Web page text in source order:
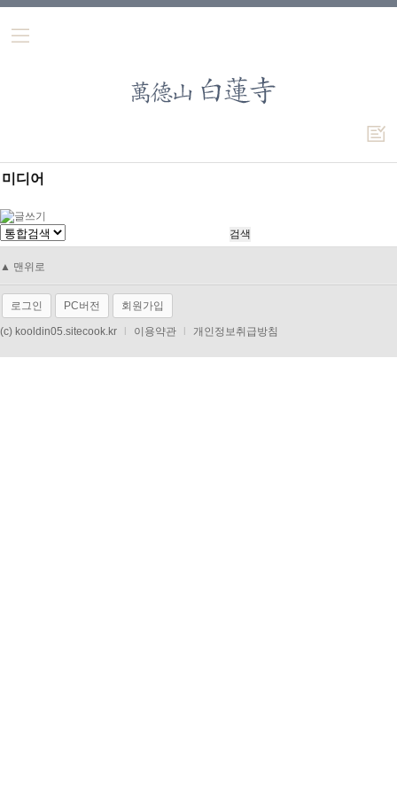
미디어
▲ 맨위로
로그인 PC버전 회원가입
(c) kooldin05.sitecook.kr 이용약관 개인정보취급방침